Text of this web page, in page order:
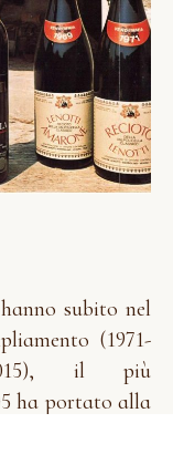
subito nel
(1971-
2015), il più
ha portato alla